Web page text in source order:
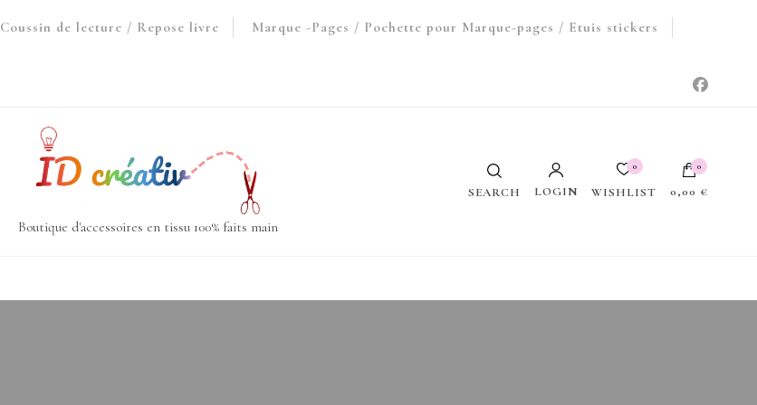
Coussin de lecture / Repose livre
Marque -Pages / Pochette pour Marque-pages / Etuis stickers
Boutique d'accessoires en tissu 100% faits main
SEARCH LOGIN
0
WISHLIST
0
0,00 €